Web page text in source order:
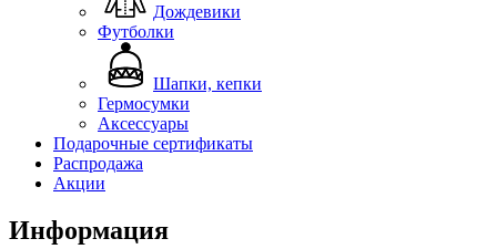
Дождевики
Футболки
Шапки, кепки
Гермосумки
Аксессуары
Подарочные сертификаты
Распродажа
Акции
Информация